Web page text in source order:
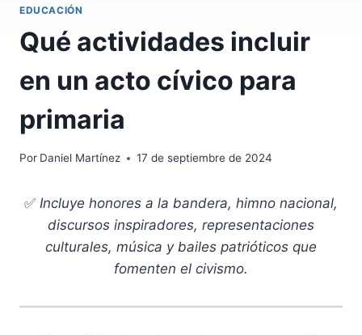
EDUCACIÓN
Qué actividades incluir
en un acto cívico para
primaria
Por Daniel Martínez 17 de septiembre de 2024
✅ Incluye honores a la bandera, himno nacional,
discursos inspiradores, representaciones
culturales, música y bailes patrióticos que
fomenten el civismo.